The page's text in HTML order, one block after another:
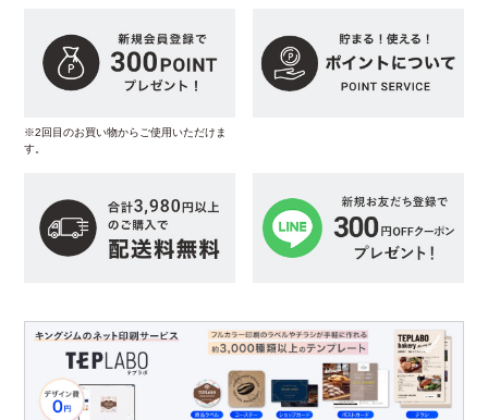
※2回目のお買い物からご使用いただけま
す。